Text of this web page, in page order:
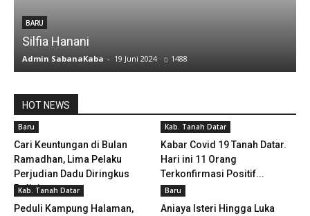
BARU
Silfia Hanani
Admin SabanaKaba - 19 Juni 2024 1488
HOT NEWS
Baru
Cari Keuntungan di Bulan
Ramadhan, Lima Pelaku
Perjudian Dadu Diringkus
Polisi
Kab. Tanah Datar
Kabar Covid 19 Tanah Datar.
Hari ini 11 Orang
Terkonfirmasi Positif...
Kab. Tanah Datar
Peduli Kampung Halaman,
Baru
Aniaya Isteri Hingga Luka